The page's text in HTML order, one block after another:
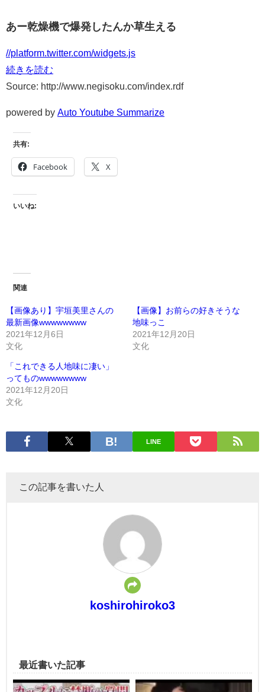
あー乾燥機で爆発したんか草生える
//platform.twitter.com/widgets.js
続きを読む
Source: http://www.negisoku.com/index.rdf
powered by Auto Youtube Summarize
共有:
Facebook X
いいね:
関連
【画像あり】宇垣美里さんの
最新画像wwwwwwww
2021年12月6日
文化
【画像】お前らの好きそうな
地味っこ
2021年12月20日
文化
「これできる人地味に凄い」
ってものwwwwwwww
2021年12月20日
文化
LINE
この記事を書いた人
koshirohiroko3
最近書いた記事